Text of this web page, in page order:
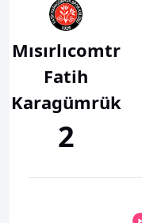
Mısırlıcomtr
Fatih
Karagümrük
2